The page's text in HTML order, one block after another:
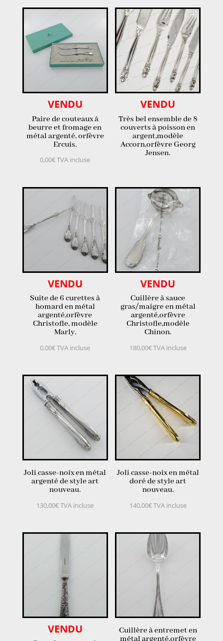
VENDU
Paire de couteaux à
beurre et fromage en
métal argenté, orfèvre
Ercuis.
0,00€TVA incluse
VENDU
Très bel ensemble de 8
couverts à poisson en
argent,modèle
Accorn,orfèvre Georg
Jensen.
VENDU
Suite de 6 curettes à
homard en métal
argenté,orfèvre
Christofle, modèle
Marly.
0,00€TVA incluse
VENDU
Cuillère à sauce
gras/maigre en métal
argenté,orfèvre
Christofle,modèle
Chinon.
180,00€TVA incluse
Joli casse-noix en métal
argenté de style art
nouveau.
130,00€TVA incluse
Joli casse-noix en métal
doré de style art
nouveau.
140,00€TVA incluse
VENDU
Cuillère à entremet en